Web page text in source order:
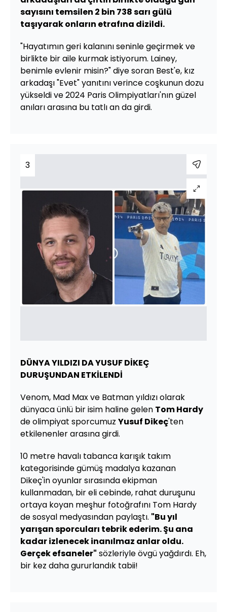
sayısını temsilen 2 bin 738 sarı gülü
taşıyarak onların etrafına dizildi.
"Hayatımın geri kalanını seninle geçirmek ve
birlikte bir aile kurmak istiyorum. Lainey,
benimle evlenir misin?" diye soran Best'e, kız
arkadaşı "Evet" yanıtını verince coşkunun dozu
yükseldi ve 2024 Paris Olimpiyatları'nın güzel
anıları arasına bu tatlı an da girdi.
3
DÜNYA YILDIZI DA YUSUF DİKEÇ
DURUŞUNDAN ETKİLENDİ
Venom, Mad Max ve Batman yıldızı olarak
dünyaca ünlü bir isim haline gelen Tom Hardy
de olimpiyat sporcumuz Yusuf Dikeç'ten
etkilenenler arasına girdi.
10 metre havalı tabanca karışık takım
kategorisinde gümüş madalya kazanan
Dikeç'in oyunlar sırasında ekipman
kullanmadan, bir eli cebinde, rahat duruşunu
ortaya koyan meşhur fotoğrafını Tom Hardy
de sosyal medyasından paylaştı. "Bu yıl
yarışan sporcuları tebrik ederim. Şu ana
kadar izlenecek inanılmaz anlar oldu.
Gerçek efsaneler" sözleriyle övgü yağdırdı. Eh,
bir kez daha gururlandık tabii!